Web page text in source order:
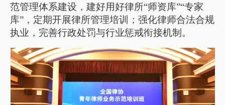
范管理体系建设，建好用好律所“师资库”“专家
库”，定期开展律所管理培训；强化律师合法合规
执业，完善行政处罚与行业惩戒衔接机制。